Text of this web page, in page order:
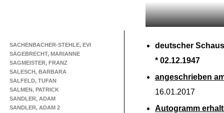
SACHENBACHER-STEHLE, EVI
SÄGEBRECHT, MARIANNE
SAGMEISTER, FRANZ
SALESCH, BARBARA
SALFELD, TUFAN
SALMEN, PATRICK
SANDLER, ADAM
SANDLER, ADAM 2
deutscher
* 02.12.1947
angeschrieben
16.01.2017
Autogramm